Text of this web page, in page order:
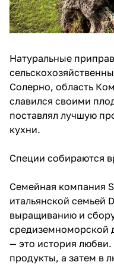
Натуральные
Солерно, область
славился своими
поставлял лучшую
кухни.
Специи собираются
Семейная компания
итальянской семьей
выращиванию и
средиземноморской
— это история
продукты, а затем в